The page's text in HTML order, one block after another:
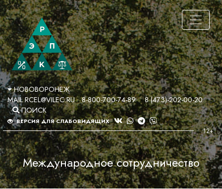
НОВОВОРОНЕЖ
MAIL.RCEL@VILEC.RU
8-800-700-74-89
8 (473)-202-00-20
ПОИСК
ВЕРСИЯ ДЛЯ СЛАБОВИДЯЩИХ
Международное сотрудничество